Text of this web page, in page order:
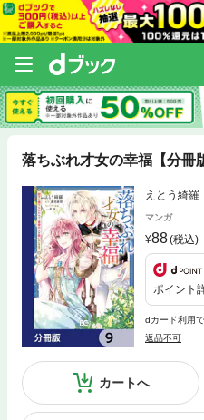
落ちぶれ才女の幸福【分
えとう綺羅
マンガ
88(税込)
ポイント
dカード利用
返品不可
カートへ